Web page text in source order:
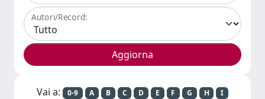
Autori/Record:
Vai a: 0-9 A B C D E F G H
I